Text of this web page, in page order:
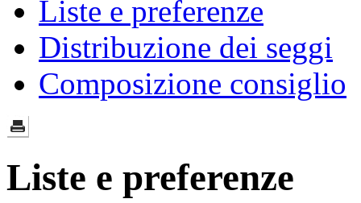
Liste e preferenze
Distribuzione dei seggi
Composizione consiglio
Liste e preferenze